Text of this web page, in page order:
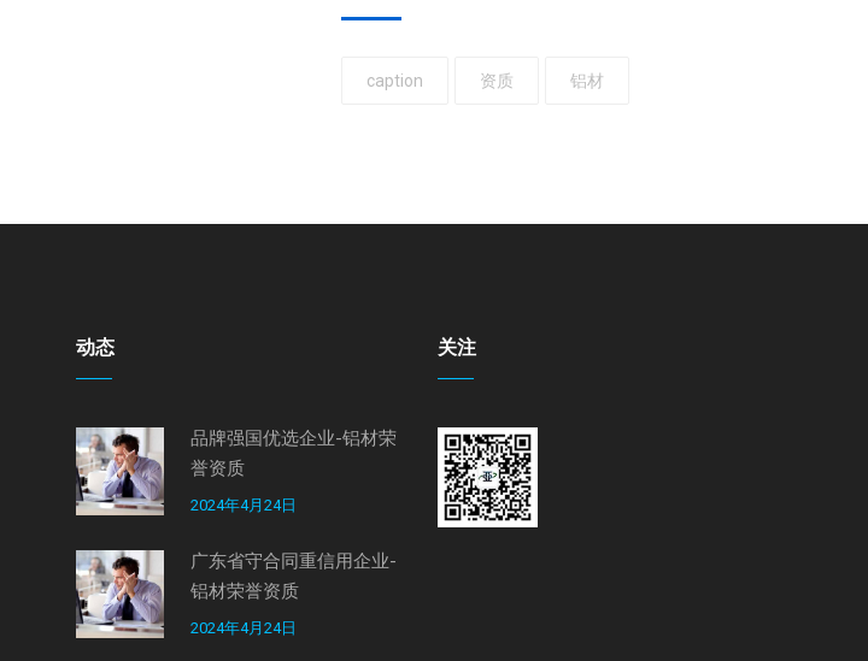
caption 资质 铝材
动态
品牌强国优选企业-铝材荣
誉资质
2024年4月24日
广东省守合同重信用企业-
铝材荣誉资质
2024年4月24日
关注